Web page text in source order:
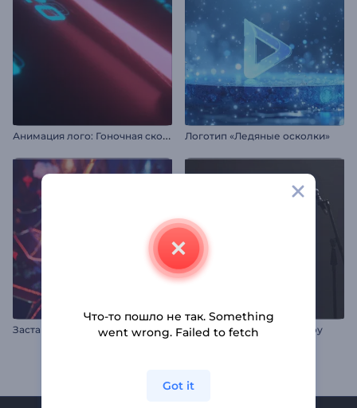
А
нимация лого: Гоночная скорость Логотип «Ледяные осколки»
З
аставка: Китайский Новый год Вступление к стендап-шоу
Что-то пошло не так. Something
went wrong. Failed to fetch
Got it